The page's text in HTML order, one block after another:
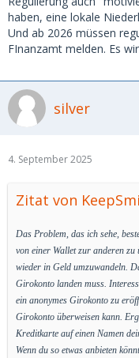
haben, eine lokale
Und ab 2026 müssen
FInanzamt melden. Es
silver
4. September 2025
Zitat von
Das Problem, das ich sehe,
von einer Wallet zur anderen
wieder in Geld umzuwandeln.
Girokonto landen muss.
ein anonymes Girokonto zu
Girokonto überweisen kann.
Kreditkarte auf einen Namen
Wenn du so etwas anbieten